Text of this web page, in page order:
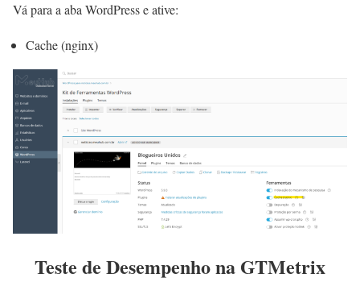
Vá para a aba WordPress e ative:
Cache (nginx)
Teste de Desempenho na GTMetrix